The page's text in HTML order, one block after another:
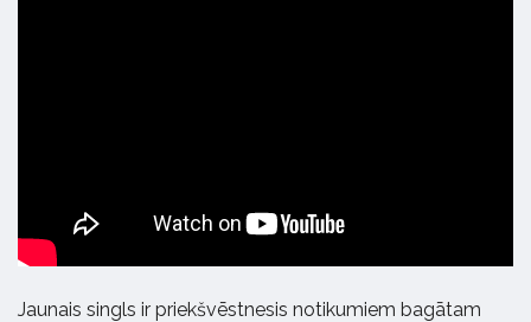
Jaunais singls ir priekšvēstnesis notikumiem bagātam